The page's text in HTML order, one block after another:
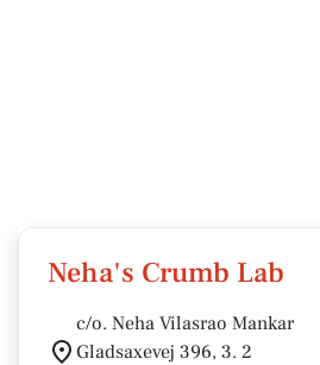
Neha's Crumb Lab
c/o. Neha Vilasrao Mankar
Gladsaxevej 396, 3. 2